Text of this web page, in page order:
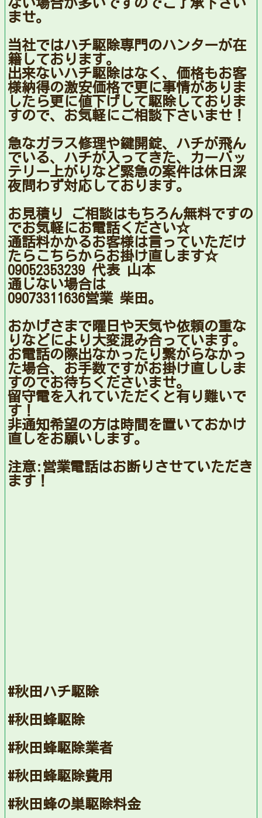
ない場合が多いですのでご了承下さい
ませ。
当社ではハチ駆除専門のハンターが在
籍しております。
出来ないハチ駆除はなく、価格もお客
様納得の激安価格で更に事情がありま
したら更に値下げして駆除しておりま
すので、お気軽にご相談下さいませ！
急なガラス修理や鍵開錠、ハチが飛ん
でいる、ハチが入ってきた、カーバッ
テリー上がりなど緊急の案件は休日深
夜問わず対応しております。
お見積り ご相談はもちろん無料ですの
でお気軽にお電話ください☆
通話料かかるお客様は言っていただけ
たらこちらからお掛け直します☆
09052353239 代表 山本
通じない場合は
09073311636営業 柴田。
おかげさまで曜日や天気や依頼の重な
りなどにより大変混み合っています。
お電話の際出なかったり繋がらなかっ
た場合、お手数ですがお掛け直ししま
すのでお待ちくださいませ。
留守電を入れていただくと有り難いで
す！
非通知希望の方は時間を置いておかけ
直しをお願いします。
注意:営業電話はお断りさせていただき
ます！
#秋田ハチ駆除
#秋田蜂駆除
#秋田蜂駆除業者
#秋田蜂駆除費用
#秋田蜂の巣駆除料金